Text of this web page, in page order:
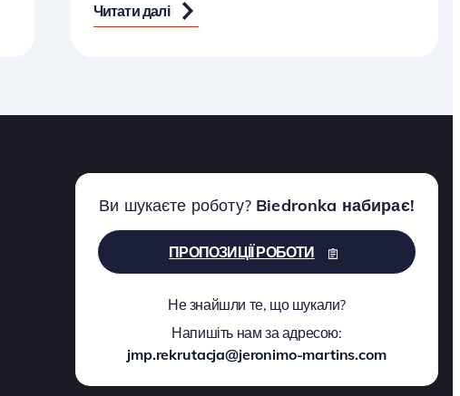
Читати далі
Ви шукаєте роботу? Biedronka набирає!
ПРОПОЗИЦІЇ РОБОТИ
Не знайшли те, що шукали?
Напишіть нам за адресою:
jmp.rekrutacja@jeronimo-martins.com